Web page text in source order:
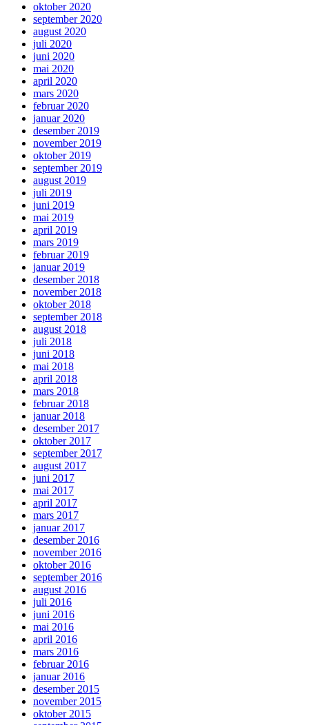
oktober 2020
september 2020
august 2020
juli 2020
juni 2020
mai 2020
april 2020
mars 2020
februar 2020
januar 2020
desember 2019
november 2019
oktober 2019
september 2019
august 2019
juli 2019
juni 2019
mai 2019
april 2019
mars 2019
februar 2019
januar 2019
desember 2018
november 2018
oktober 2018
september 2018
august 2018
juli 2018
juni 2018
mai 2018
april 2018
mars 2018
februar 2018
januar 2018
desember 2017
oktober 2017
september 2017
august 2017
juni 2017
mai 2017
april 2017
mars 2017
januar 2017
desember 2016
november 2016
oktober 2016
september 2016
august 2016
juli 2016
juni 2016
mai 2016
april 2016
mars 2016
februar 2016
januar 2016
desember 2015
november 2015
oktober 2015